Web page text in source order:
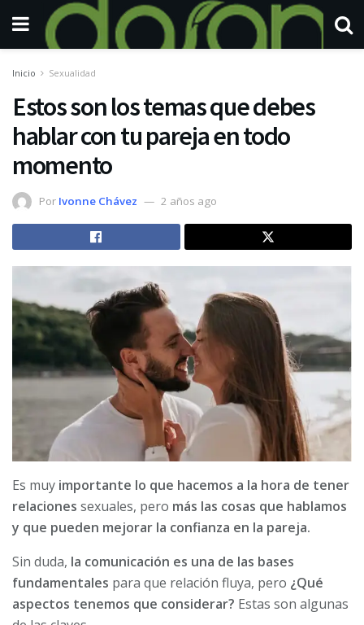
Inicio Sexualidad
Estos son los temas que debes
hablar con tu pareja en todo
momento
Por Ivonne Chávez 2 años ago
Es muy importante lo que hacemos a la hora de tener
relaciones sexuales, pero más las cosas que hablamos
y que pueden mejorar la confianza en la pareja.
Sin duda, la comunicación es una de las bases
fundamentales para que relación fluya, pero ¿Qué
aspectos tenemos que considerar? Estas son algunas